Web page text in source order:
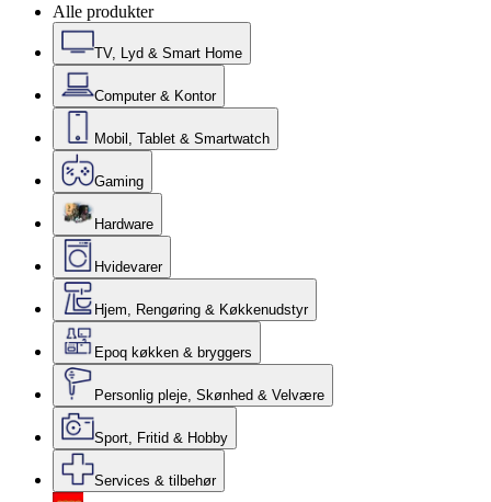
Alle produkter
TV, Lyd & Smart Home
Computer & Kontor
Mobil, Tablet & Smartwatch
Gaming
Hardware
Hvidevarer
Hjem, Rengøring & Køkkenudstyr
Epoq køkken & bryggers
Personlig pleje, Skønhed & Velvære
Sport, Fritid & Hobby
Services & tilbehør